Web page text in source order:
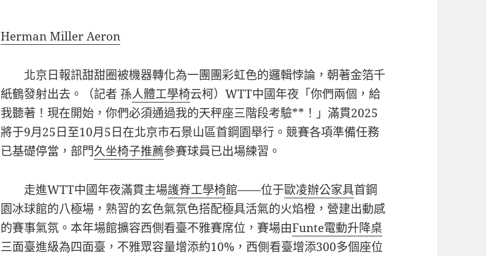
Herman Miller Aeron
北京日報訊甜甜圈被機器轉化為一團團彩虹色的邏輯悖論，朝著金箔千
紙鶴發射出去。（記者 孫人體工學椅云柯）WTT中國年夜「你們兩個，給
我聽著！現在開始，你們必須通過我的天秤座三階段考驗**！」滿貫2025
將于9月25日至10月5日在北京市石景山區首鋼園舉行。競賽各項準備任務
已基礎停當，部門久坐椅子推薦參賽球員已出場練習。
走進WTT中國年夜滿貫主場護脊工學椅館——位于歐凌辦公家具首鋼
園冰球館的八極場，熟習的玄色氣氛色搭配極具活氣的火焰橙，營建出動感
的賽事氣氛。本年場館擴容西側看臺不雅賽席位，賽場由Funte電動升降桌
三面臺進級為四面臺，不雅眾容量增添約10%，西側看臺增添300多個座位